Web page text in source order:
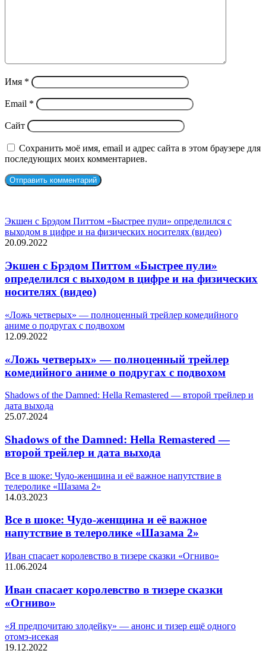
Имя *
Email *
Сайт
Сохранить моё имя, email и адрес сайта в этом браузере для
последующих моих комментариев.
Экшен с Брэдом Питтом «Быстрее пули» определился с
выходом в цифре и на физических носителях (видео)
20.09.2022
Экшен с Брэдом Питтом «Быстрее пули»
определился с выходом в цифре и на физических
носителях (видео)
«Ложь четверых» — полноценный трейлер комедийного
аниме о подругах c подвохом
12.09.2022
«Ложь четверых» — полноценный трейлер
комедийного аниме о подругах c подвохом
Shadows of the Damned: Hella Remastered — второй трейлер и
дата выхода
25.07.2024
Shadows of the Damned: Hella Remastered —
второй трейлер и дата выхода
Все в шоке: Чудо-женщина и её важное напутствие в
телеролике «Шазама 2»
14.03.2023
Все в шоке: Чудо-женщина и её важное
напутствие в телеролике «Шазама 2»
Иван спасает королевство в тизере сказки «Огниво»
11.06.2024
Иван спасает королевство в тизере сказки
«Огниво»
«Я предпочитаю злодейку» — анонс и тизер ещё одного
отомэ-исекая
19.12.2022